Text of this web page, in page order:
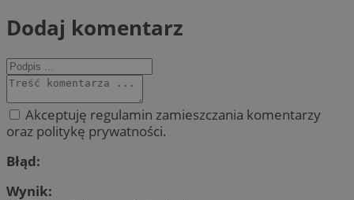
Dodaj komentarz
Akceptuję regulamin zamieszczania komentarzy
oraz politykę prywatności.
Błąd:
Wynik: